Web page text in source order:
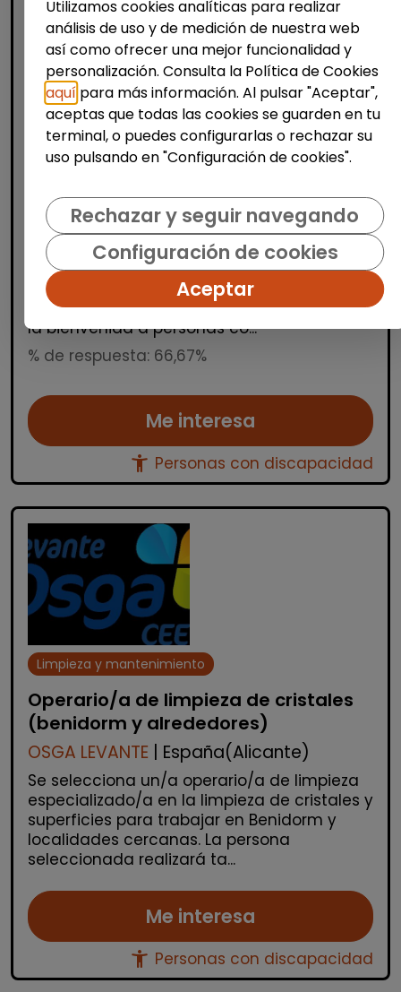
Producción, Industria y Calidad
Operario/a de manipulados
(aranjuez, madrid)
INTEGRANDES.ORG | España(Madrid)
Estamos buscando una persona para un
puesto de manipulados en nuestro Centro
Especial de Empleo. Trabajo a turnos en
horario de mañana, tarde y noche. Damos
la bienvenida a personas co...
% de respuesta: 66,67%
Me interesa
accessibility_new Personas con discapacidad
Limpieza y mantenimiento
Operario/a de limpieza de cristales
(benidorm y alrededores)
OSGA LEVANTE | España(Alicante)
Se selecciona un/a operario/a de limpieza
especializado/a en la limpieza de cristales y
superficies para trabajar en Benidorm y
localidades cercanas. La persona
seleccionada realizará ta...
Me interesa
accessibility_new Personas con discapacidad
Utilizamos cookies analíticas para realizar
análisis de uso y de medición de nuestra web
así como ofrecer una mejor funcionalidad y
personalización. Consulta la Política de Cookies
aquí para más información. Al pulsar "Aceptar",
aceptas que todas las cookies se guarden en tu
terminal, o puedes configurarlas o rechazar su
uso pulsando en "Configuración de cookies".
Rechazar y seguir navegando
Configuración de cookies
Aceptar